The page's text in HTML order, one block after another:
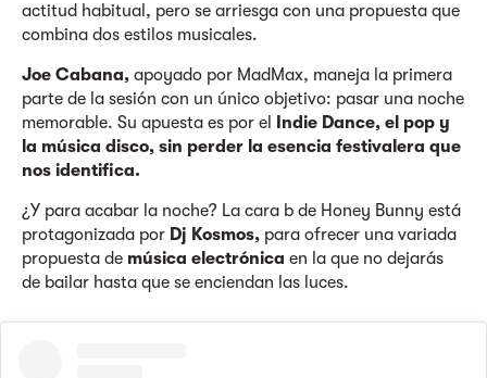
actitud habitual, pero se arriesga con una propuesta que
combina dos estilos musicales.
Joe Cabana, apoyado por MadMax, maneja la primera
parte de la sesión con un único objetivo: pasar una noche
memorable. Su apuesta es por el
Indie Dance, el pop y
la música disco, sin perder la esencia festivalera que
nos identifica.
¿Y para acabar la noche? La cara b de Honey Bunny está
protagonizada por Dj Kosmos, para ofrecer una variada
propuesta de música electrónica en la que no dejarás
de bailar hasta que se enciendan las luces.